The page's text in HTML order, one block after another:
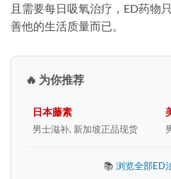
且需要每日吸氧治疗，ED药物
善他的生活质量而已。
🔥 为你推荐
日本藤素
男士滋补, 新加坡正品现货
📚 浏览全部ED